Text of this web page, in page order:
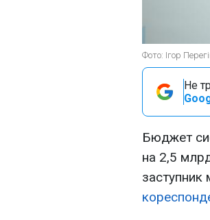
Фото: Ігор
Не
Бюджет
на 2,5
заступник